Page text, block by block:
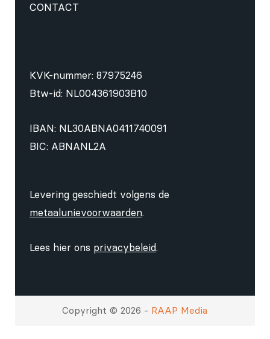
CONTACT
KVK-nummer: 87975246
Btw-id: NL004361903B10
IBAN: NL30ABNA0411740091
BIC: ABNANL2A
Levering geschiedt volgens de
metaalunievoorwaarden.
Lees hier ons privacybeleid.
Copyright © 2026 - RAAP Media